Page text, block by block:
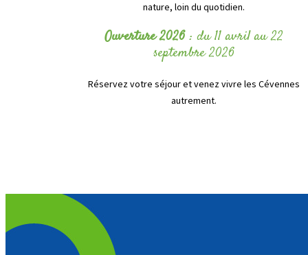
nature, loin du quotidien.
Ouverture 2026: du 11 avril au 22
septembre 2026
Réservez votre séjour et venez vivre les Cévennes
autrement.